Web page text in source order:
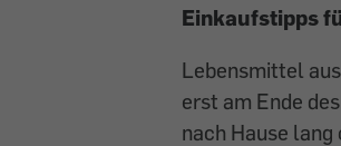
Einkaufstipps
Lebensmittel
erst am Ende
nach Hause